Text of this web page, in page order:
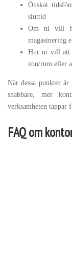
Önskat
sluttid
Om ni vill ha
magasinering
Hur ni vill att
zon/rum eller
När dessa punkter
snabbare, mer
verksamheten tappar
FAQ om